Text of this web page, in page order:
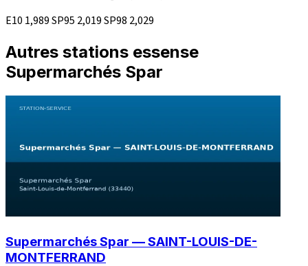
E10 1,989SP95 2,019SP98 2,029
Autres stations essense
Supermarchés Spar
Supermarchés Spar — SAINT-LOUIS-DE-
MONTFERRAND